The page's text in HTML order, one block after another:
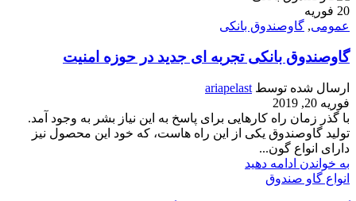
20 فوریه
عمومی, گاوصندوق بانکی
گاوصندوق بانکی تجربه ای جدید در حوزه امنیت
ارسال شده توسط ariapelast
فوریه 20, 2019
با گذر زمان راه کارهایی برای پاسخ به این نیاز بشر به وجود آمد.
تولید گاوصندوق یکی از این راه هاست، که خود این محصول نیز
دارای انواع گون...
به خواندن ادامه دهید
انواع گاو صندوق